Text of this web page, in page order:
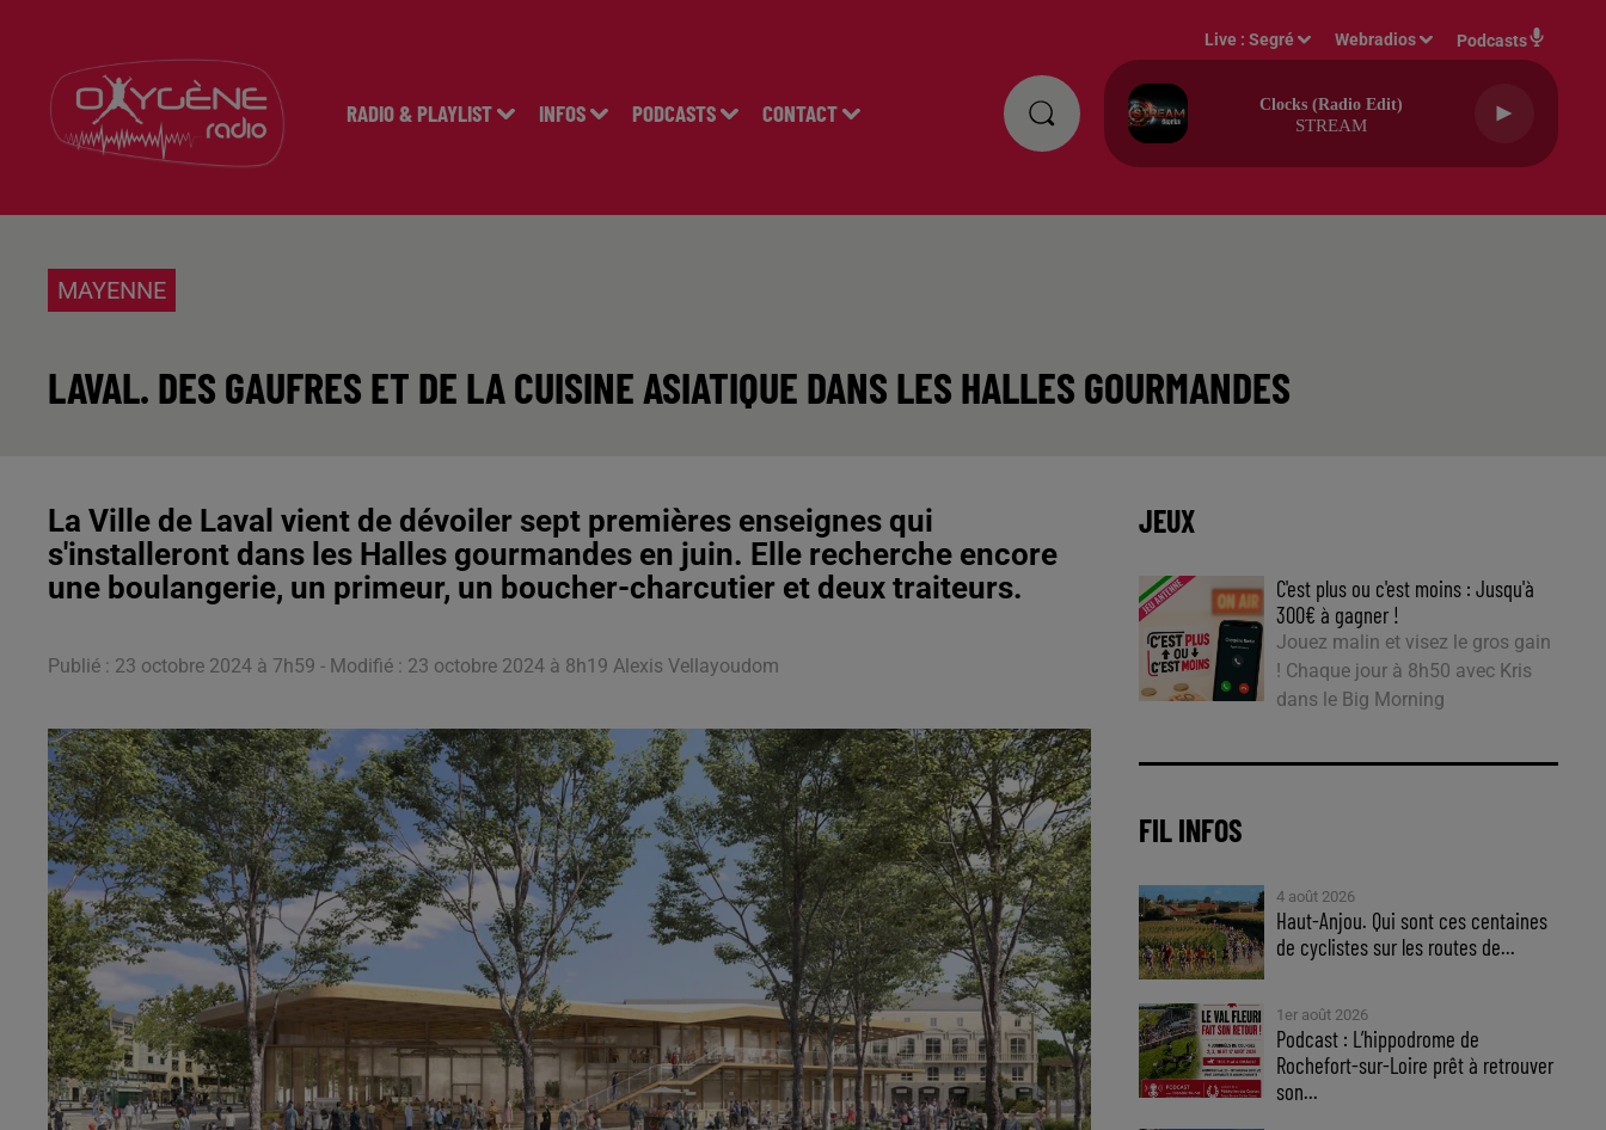
RADIO & PLAYLIST INFOS PODCASTS CONTACT
Live :Segré Webradios Podcasts
Clocks (radio Edit)
STREAM
MAYENNE
LAVAL. DES GAUFRES ET DE LA CUISINE ASIATIQUE DANS LES HALLES GOURMANDES
La Ville de Laval vient de dévoiler sept premières enseignes qui
s'installeront dans les Halles gourmandes en juin. Elle recherche encore
une boulangerie, un primeur, un boucher-charcutier et deux traiteurs.
Publié : 23 octobre 2024 à 7h59 - Modifié : 23 octobre 2024 à 8h19 Alexis Vellayoudom
JEUX
C'est plus ou c'est moins : Jusqu'à
300€ à gagner !
Jouez malin et visez le gros gain
! Chaque jour à 8h50 avec Kris
dans le Big Morning
FIL INFOS
4 août 2026
Haut-Anjou. Qui sont ces centaines
de cyclistes sur les routes de...
1er août 2026
Podcast : L’hippodrome de
Rochefort-sur-Loire prêt à retrouver
son...